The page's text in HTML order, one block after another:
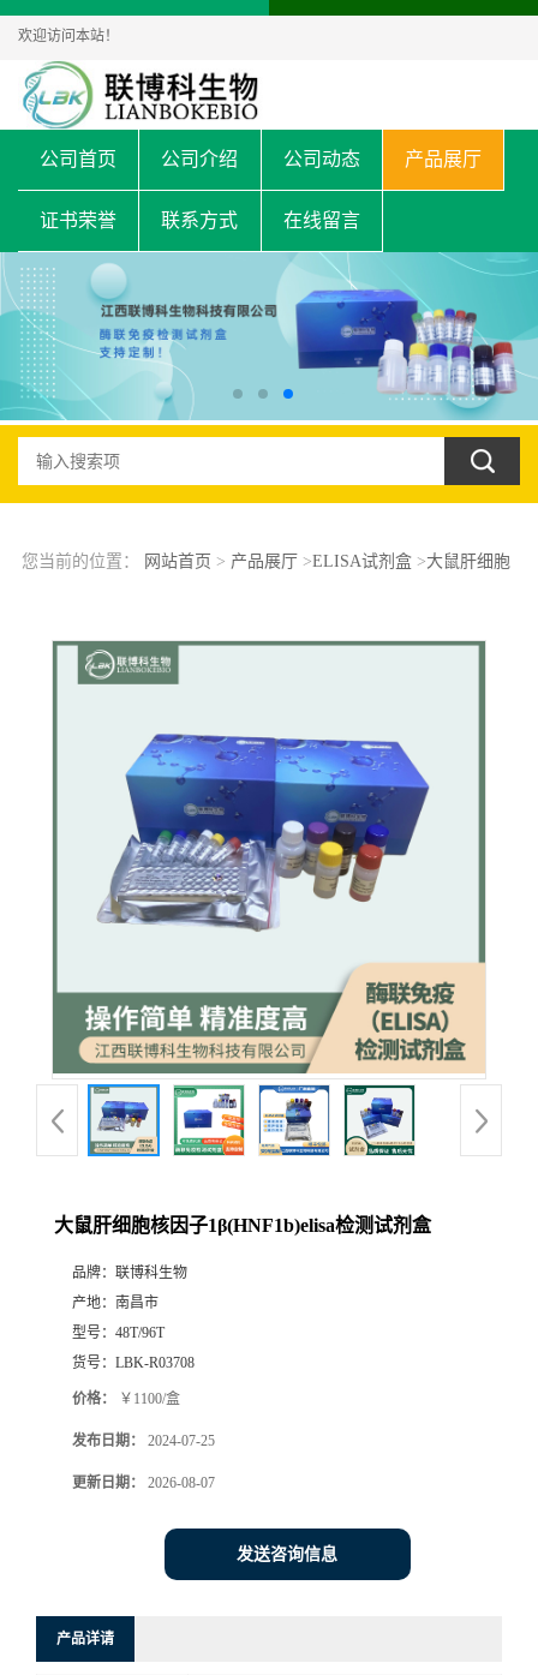
欢迎访问本站！
公司首页 公司介绍 公司动态 产品展厅
证书荣誉 联系方式 在线留言
您当前的位置： 网站首页 > 产品展厅 >ELISA试剂盒>大鼠肝细胞
大鼠肝细胞核因子1β(HNF1b)elisa检测试剂盒
品牌： 联博科生物
产地： 南昌市
型号： 48T/96T
货号： LBK-R03708
价格： ￥1100/盒
发布日期： 2024-07-25
更新日期： 2026-08-07
发送咨询信息
产品详请